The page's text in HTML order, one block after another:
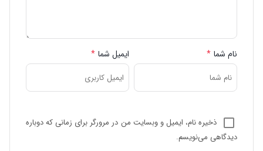
نام شما * ایمیل شما *
ذخیره نام، ایمیل و وبسایت من در مرورگر برای زمانی که دوباره
دیدگاهی می‌نویسم.